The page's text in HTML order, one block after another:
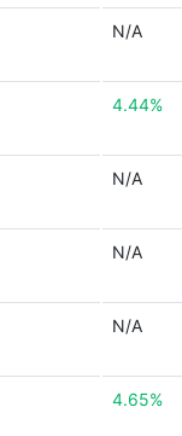
N/A
4.44%
N/A
N/A
N/A
4.65%